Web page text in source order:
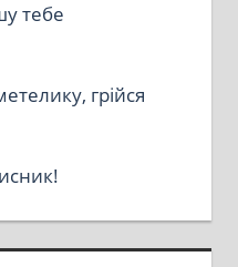
тебе
грійся